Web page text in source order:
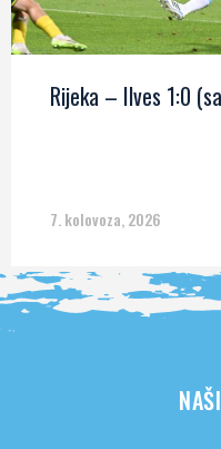
Rijeka – Ilves 1:0
7. kolovoza, 2026